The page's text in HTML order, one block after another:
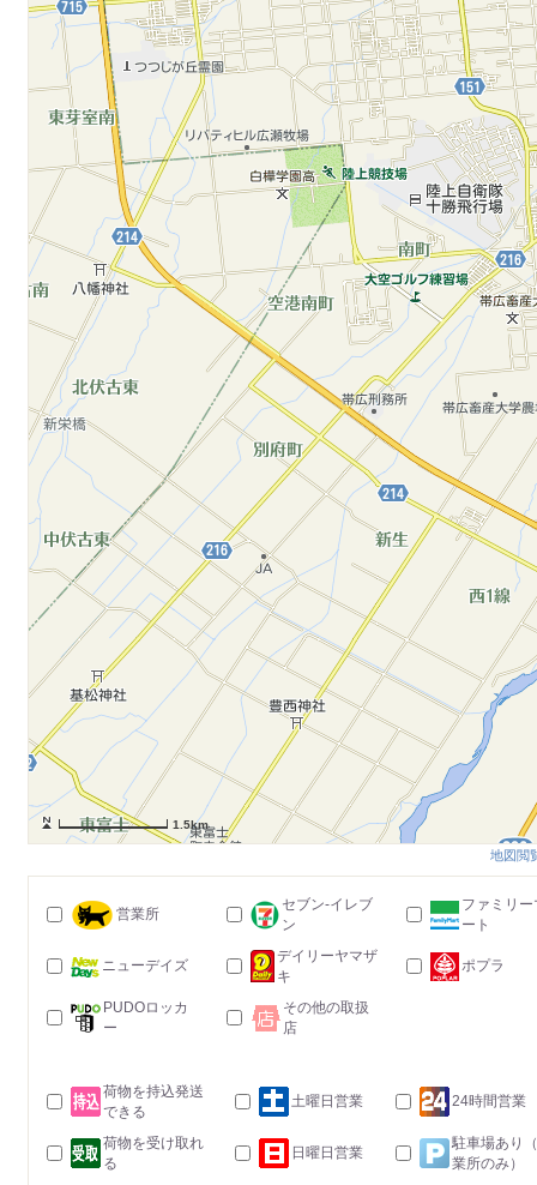
1.5km
地図閲
営業所
セブン-イレブ
ン
ファミリー
ート
ニューデイズ
デイリーヤマザ
キ
ポプラ
PUDOロッカ
ー
その他の取扱
店
荷物を持込発送
できる
土曜日営業 24時間営業
荷物を受け取れ
る
日曜日営業
駐車場あり
業所のみ）